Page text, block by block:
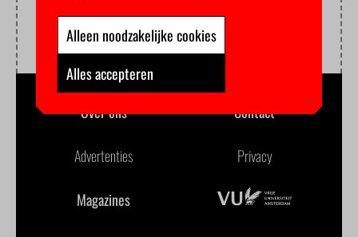
Over ons Contact
Advertenties Privacy
Magazines
Alleen noodzakelijke cookies
Alles accepteren